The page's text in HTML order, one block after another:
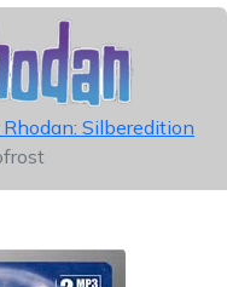
Rhodan: Silberedition